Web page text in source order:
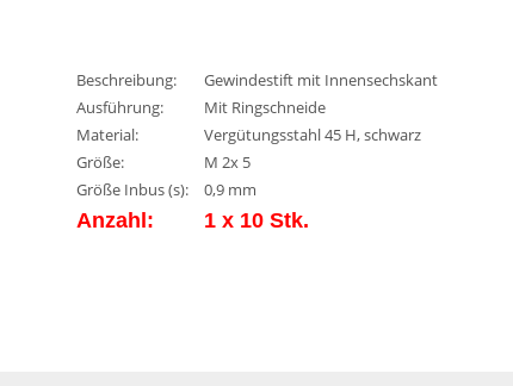
Beschreibung:
Gewindestift mit Innensechskant
Ausführung:
Mit Ringschneide
Material:
Vergütungsstahl 45 H, schwarz
Größe:
M 2x 5
Größe Inbus (s):
0,9 mm
Anzahl: 1 x 10 Stk.